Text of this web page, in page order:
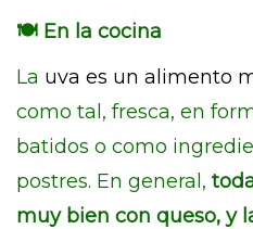
🍽️ En la cocina
La uva es un alimento
como tal, fresca, en
batidos o como
postres. En general,
muy bien con queso, y